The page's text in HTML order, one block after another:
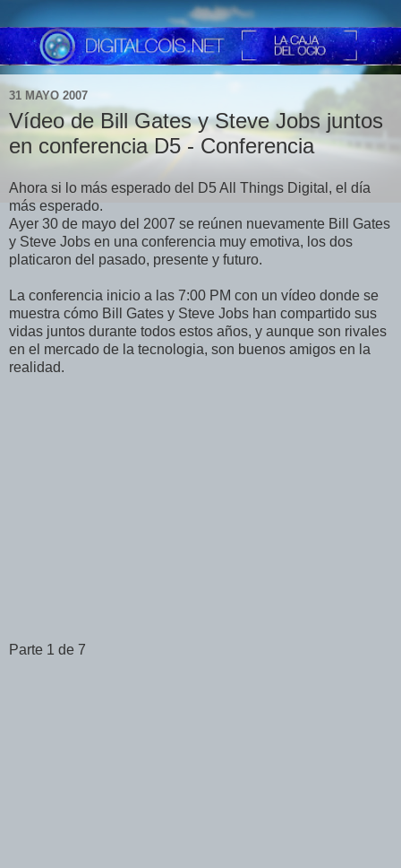
31 MAYO 2007
Vídeo de Bill Gates y Steve Jobs juntos
en conferencia D5 - Conferencia
Ahora si lo más esperado del D5 All Things Digital, el día
más esperado.
Ayer 30 de mayo del 2007 se reúnen nuevamente Bill Gates
y Steve Jobs en una conferencia muy emotiva, los dos
platicaron del pasado, presente y futuro.
La conferencia inicio a las 7:00 PM con un vídeo donde se
muestra cómo Bill Gates y Steve Jobs han compartido sus
vidas juntos durante todos estos años, y aunque son rivales
en el mercado de la tecnologia, son buenos amigos en la
realidad.
Parte 1 de 7